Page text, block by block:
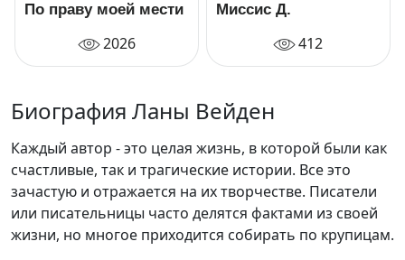
По праву моей мести
2026
Миссис Д.
412
Биография Ланы Вейден
Каждый автор - это целая жизнь, в которой были как
счастливые, так и трагические истории. Все это
зачастую и отражается на их творчестве. Писатели
или писательницы часто делятся фактами из своей
жизни, но многое приходится собирать по крупицам.